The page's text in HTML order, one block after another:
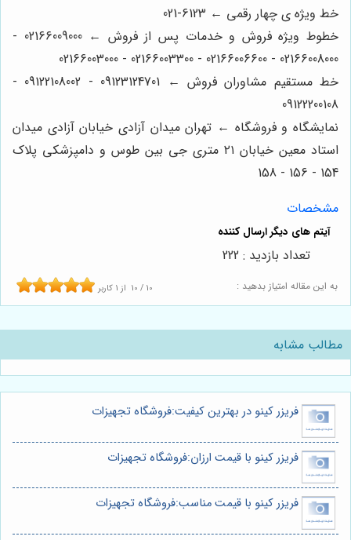
خط ویژه ی چهار رقمی ← 6123-021
خطوط ویژه فروش و خدمات پس از فروش ← 02166009000 -
02166008000 - 02166006600 - 02166003300 - 02166003000
خط مستقیم مشاوران فروش ← 09123124701 - 09122108002 -
09122200108
نمایشگاه و فروشگاه ← تهران میدان آزادی خیابان آزادی میدان
استاد معین خیابان ۲۱ متری جی بین طوس و دامپزشکی پلاک
154 - 156 - 158
مشخصات
به این مقاله امتیاز بدهید : 10 / 10 از 1 کاربر
تعداد بازدید : 222
مطالب مشابه
فریزر کینو در بهترین کیفیت:فروشگاه تجهیزات
فریزر کینو با قیمت ارزان:فروشگاه تجهیزات
فریزر کینو با قیمت مناسب:فروشگاه تجهیزات